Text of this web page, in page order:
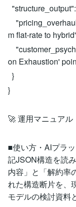
m flat-rate to
on Exhaustion'
}
}
🚀 運用マニュアル
■使い方・AIプラ
記JSON構造を読
内容」と「解約率
れた構造断片を、
モデルの検討資料